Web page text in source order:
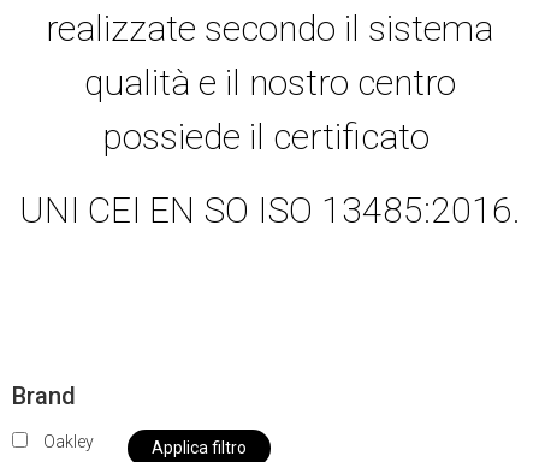
realizzate secondo il sistema
qualità e il nostro centro
possiede il certificato
UNI CEI EN SO ISO 13485:2016.
Brand
Oakley Applica filtro